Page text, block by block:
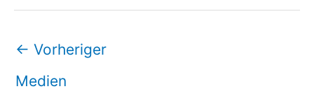
← Vorheriger
Medien